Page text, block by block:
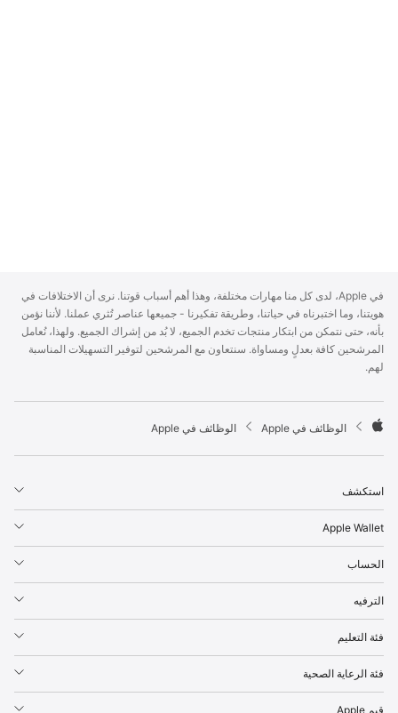
p
p
l
e
F
o
t
r
في Apple، لدى كل منا مهارات مختلفة، وهذا أهم أسباب قوتنا. نرى أن الاختلافات في
هويتنا، وما اختبرناه في حياتنا، وطريقة تفكيرنا - جميعها عناصر تُثري عملنا. لأننا نؤمن
بأنه، حتى نتمكن من ابتكار منتجات تخدم الجميع، لا بُد من إشراك الجميع. ولهذا، نُعامل
المرشحين كافة بعدلٍ ومساواة. سنتعاون مع المرشحين لتوفير التسهيلات المناسبة
لهم.

p
l
e
الوظائف في Apple الوظائف في Apple
استكشف
Apple Wallet
الحساب
الترفيه
فئة التعليم
فئة الرعاية الصحية
قيم Apple